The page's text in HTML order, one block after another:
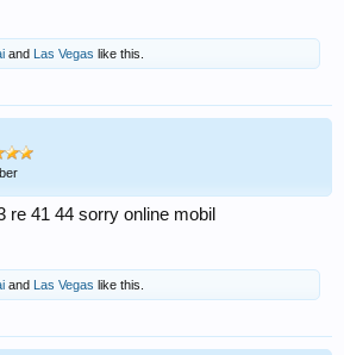
and Las Vegas like this.
re 41 44 sorry online mobil
and Las Vegas like this.